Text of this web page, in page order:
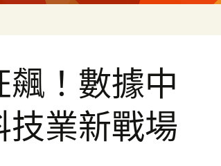
！數據中
技業新戰場